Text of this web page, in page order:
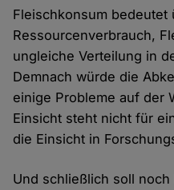
Fleischkonsum
Ressourcenverbrauch,
ungleiche Verteilung in
Demnach würde die
einige Probleme auf der
Einsicht steht nicht für
die Einsicht in
Und schließlich soll